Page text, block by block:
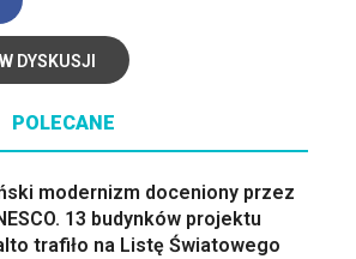
DYSKUSJI
POLECANE
modernizm doceniony przez
13 budynków projektu
trafiło na Listę Światowego